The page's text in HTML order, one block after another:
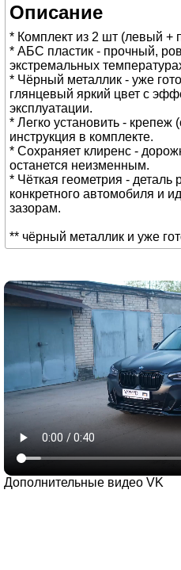
Описание
* Комплект из 2 шт (левый +
* АБС пластик - прочный,
экстремальных
* Чёрный металлик - уже
глянцевый яркий цвет с
эксплуатации.
* Легко установить - крепеж
инструкция в комплекте.
* Сохраняет клиренс -
останется неизменным.
* Чёткая геометрия - деталь
конкретного автомобиля и
зазорам.
** чёрный металлик и уже
Дополнительные видео VK